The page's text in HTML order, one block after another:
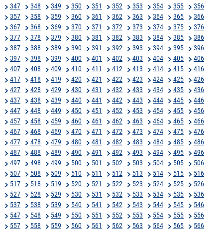
347
348 349 350 351 352 353 354 355
356
357
358 359 360 361 362 363 364 365
366
367
368 369 370 371 372 373 374 375
376
377
378 379 380 381 382 383 384 385
386
387
388 389 390 391 392 393 394 395
396
397
398 399 400 401 402 403 404 405
406
407
408 409 410 411 412 413 414 415
416
417
418 419 420 421 422 423 424 425
426
427
428 429 430 431 432 433 434 435
436
437
438 439 440 441 442 443 444 445
446
447
448 449 450 451 452 453 454 455
456
457
458 459 460 461 462 463 464 465
466
467
468 469 470 471 472 473 474 475
476
477
478 479 480 481 482 483 484 485
486
487
488 489 490 491 492 493 494 495
496
497
498 499 500 501 502 503 504 505
506
507
508 509 510 511 512 513 514 515
516
517
518 519 520 521 522 523 524 525
526
527
528 529 530 531 532 533 534 535
536
537
538 539 540 541 542 543 544 545
546
547
548 549 550 551 552 553 554 555
556
557
558 559 560 561 562 563 564 565
566